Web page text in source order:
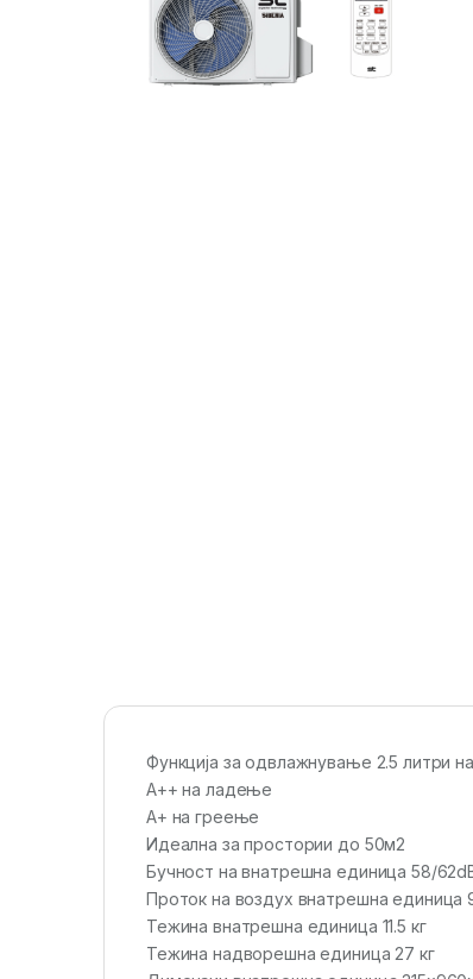
Функција за одвлажнување 2.5 литри
A++ на ладење
А+ на греење
Идеална за простории до 50м2
Бучност на внатрешна единица 58/
Проток на воздух внатрешна
Тежина внатрешна единица 11.5 кг
Тежина надворешна единица 27 кг